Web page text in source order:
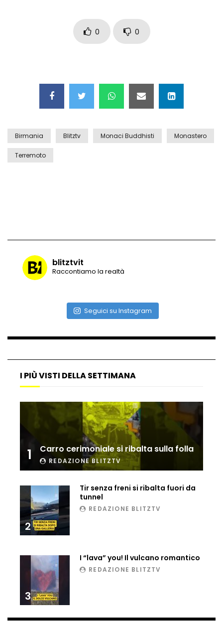
Nei casinò arriva il cambio oro
automatico
Grattacielo crolla per un incendio
attimi di paura
Incidente aereo a Mogadiscio, aereo
Ucraina, ecco come gli F16 intercettano
i droni russi
treno lo distrugge
Parco divertimenti, attrazione cede
all’improvviso
Auto fuori controllo in Guatemala,
0 0
Birmania Blitztv Monaci Buddhisti Monastero
Terremoto
blitztvit
Raccontiamo la realtà
Seguici su Instagram
I PIÙ VISTI DELLA SETTIMANA
1 Carro cerimoniale si ribalta sulla folla
REDAZIONE BLITZTV
2
Tir senza freni si ribalta fuori da
tunnel
REDAZIONE BLITZTV
3
I “lava” you! Il vulcano romantico
REDAZIONE BLITZTV